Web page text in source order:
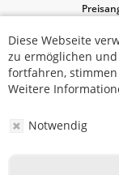
Diese Webseite
zu ermöglichen
fortfahren, stimmen
Weitere
Notwendig
Diese Webseite
zu ermöglichen
fortfahren, stimmen
Weitere
Notwendig